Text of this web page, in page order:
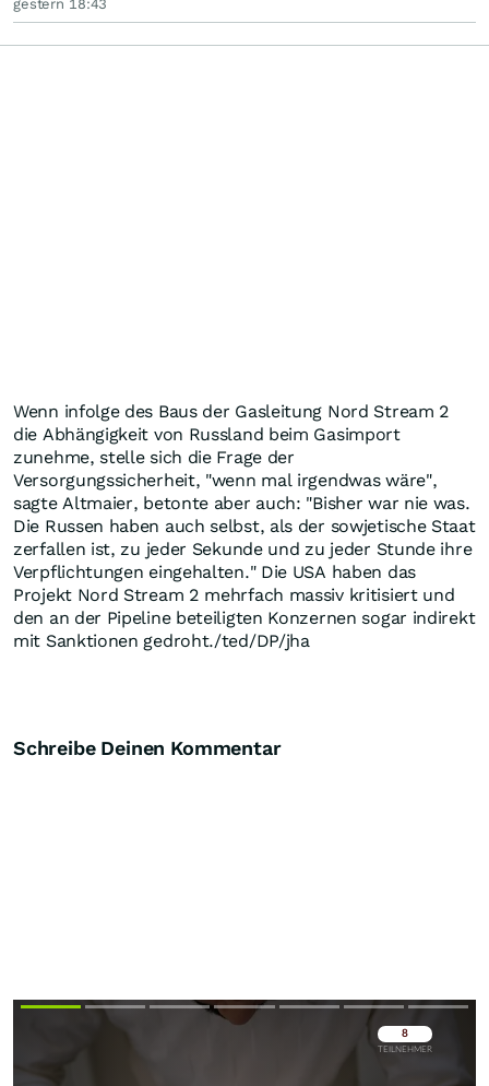
gestern 18:43
Wenn infolge des Baus der Gasleitung Nord Stream 2
die Abhängigkeit von Russland beim Gasimport
zunehme, stelle sich die Frage der
Versorgungssicherheit, "wenn mal irgendwas wäre",
sagte Altmaier, betonte aber auch: "Bisher war nie was.
Die Russen haben auch selbst, als der sowjetische Staat
zerfallen ist, zu jeder Sekunde und zu jeder Stunde ihre
Verpflichtungen eingehalten." Die USA haben das
Projekt Nord Stream 2 mehrfach massiv kritisiert und
den an der Pipeline beteiligten Konzernen sogar indirekt
mit Sanktionen gedroht./ted/DP/jha
Schreibe Deinen Kommentar